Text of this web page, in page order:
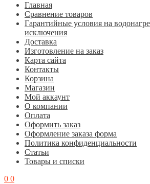
Главная
Cравнение товаров
Гарантийные условия на
исключения
Доставка
Изготовление на заказ
Карта сайта
Контакты
Корзина
Магазин
Мой аккаунт
О компании
Оплата
Оформить заказ
Оформление заказа форма
Политика конфиденциальности
Статьи
Товары и списки
0 0